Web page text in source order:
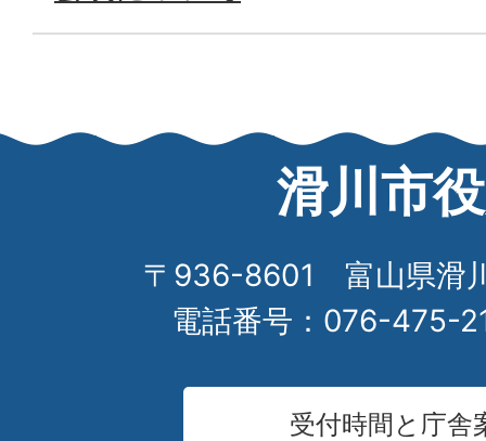
滑川市
〒936-8601 富山県滑
電話番号：076-475-
受付時間と庁舎